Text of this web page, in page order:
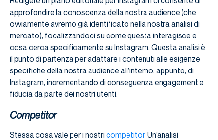
approfondire la conoscenza della nostra audience (che
ovviamente avremo già identificato nella nostra analisi di
mercato), focalizzandoci su come questa interagisce e
cosa cerca specificamente su Instagram. Questa analisi è
il punto di partenza per adattare i contenuti alle esigenze
specifiche della nostra audience all’interno, appunto, di
Instagram, incrementando di conseguenza engagement e
fiducia da parte dei nostri utenti.
Competitor
Stessa cosa vale per i nostri competitor. Un’analisi